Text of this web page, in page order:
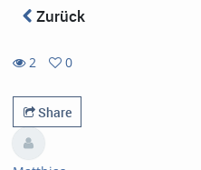
Zurück
2
views
0
favorites
Share